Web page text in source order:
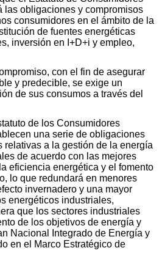
las obligaciones y compromisos
consumidores en el ámbito de la
de fuentes energéticas
inversión en I+D+i y empleo,
con el fin de asegurar
y predecible, se exige un
de sus consumos a través del
de los Consumidores
una serie de obligaciones
relativas a la gestión de la energía
de acuerdo con las mejores
eficiencia energética y el fomento
lo que redundará en menores
invernadero y una mayor
energéticos industriales,
que los sectores industriales
de los objetivos de energía y
Nacional Integrado de Energía y
en el Marco Estratégico de